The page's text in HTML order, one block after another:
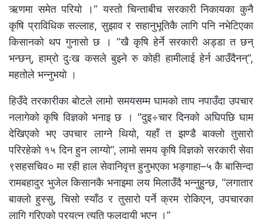
ऋणमा समेत परियो ।” यस्तो चिन्ताबीच सरकारी निकायका कुनै
कृषि प्राविधिक सल्लाह, सुझाव र सहानुभूतिकै लागि पनि नभेटिएका
किसानको थप गुनासो छ । “खै कृषि हेर्ने सरकारी अड्डा त छन्
भन्छन्, हाम्रो दुःख कसले बुझ्ने रु कोही हामीलाई हेर्न आउँदैनन्”,
महतोले भन्नुभयो ।
हिउँदे तरकारीका बोटले लामो समयसम्म घामको ताप नपाउँदा उपचार
नलागेको कृषि विज्ञको भनाइ छ । “दुइ÷चार दिनको अघिपछि घाम
देखिएको भए उपचार लाग्ने थियो, यहाँ त झण्डै बाक्लो तुसारो
परिरहेको १५ दिन हुन लाग्यो”, लामो समय कृषि विज्ञको सरकारी सेवा
९सहसचिव० मा रही हाल सेवानिवृत्त हुनुभएका भङ्गाहा–५ कै बासिन्दा
रामबहादुर भुजेल किसानकै भनाइमा लय मिलाउँदै भन्नुहुन्छ, “लगातार
बाक्लो हुस्सु, चिसो स्याँठ र तुसारो पर्ने क्रम रोकिएन, उपचारका
लागि गरिएको प्रयत्न त्यति फलदायी भएन ।”